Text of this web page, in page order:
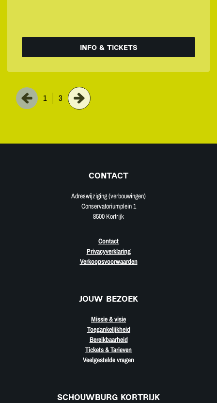
INFO & TICKETS
1 3
CONTACT
Adreswijziging (verbouwingen)
Conservatoriumplein 1
8500 Kortrijk
Contact
Privacyverklaring
Verkoopsvoorwaarden
JOUW BEZOEK
Missie & visie
Toegankelijkheid
Bereikbaarheid
Tickets & Tarieven
Veelgestelde vragen
SCHOUWBURG KORTRIJK